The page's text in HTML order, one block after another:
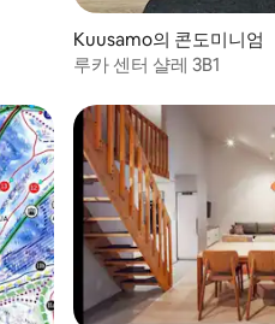
Kuusamo의 콘도미니엄
루카 센터 샬레 3B1